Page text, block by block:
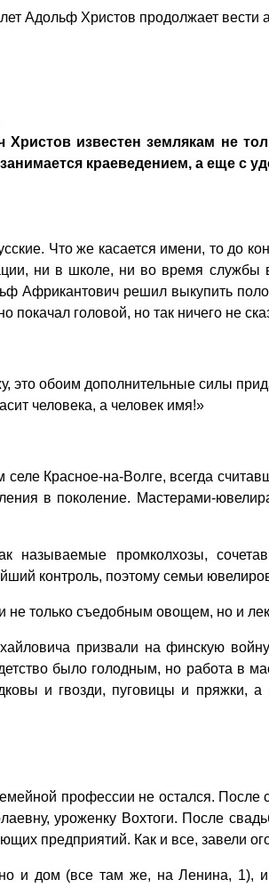
Адольф Христов продолжает вести
известен землякам не
краеведением, а еще с
Что же касается имени, то до
ни в школе, ни во время
Африкантович решил выкупить
головой, но так ничего не
обоим дополнительные силы
человека, а человек имя!»
Красное-на-Волге, всегда
в поколение. Мастерами-
промколхозы,
контроль, поэтому семьи
только съедобным овощем, но и
призвали на финскую
было голодным, но работа в
и гвозди, пуговицы и пряжки,
профессии не остался. После
уроженку Вохтоги. После
предприятий. Как и все, завели
и дом (все там же, на Ленина, 1),